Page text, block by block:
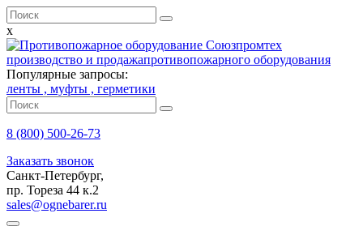
x
производство и продажапротивопожарного оборудования
Популярные запросы:
ленты , муфты , герметики
8 (800) 500-26-73
Заказать звонок
Санкт-Петербург,
пр. Тореза 44 к.2
sales@ognebarer.ru